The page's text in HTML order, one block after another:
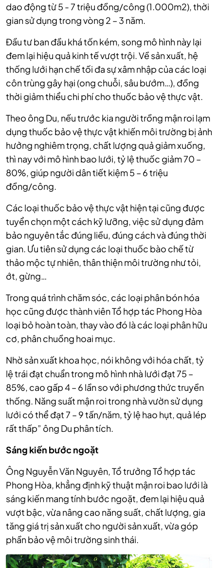
dao động từ 5 - 7 triệu đồng/công (1.000m2), thời
gian sử dụng trong vòng 2 – 3 năm.
Đầu tư ban đầu khá tốn kém, song mô hình này lại
đem lại hiệu quả kinh tế vượt trội. Về sản xuất, hệ
thống lưới hạn chế tối đa sự xâm nhập của các loại
côn trùng gây hại (ong chuỗi, sâu bướm…), đồng
thời giảm thiểu chi phí cho thuốc bảo vệ thực vật.
Theo ông Du, nếu trước kia người trồng mận roi lạm
dụng thuốc bảo vệ thực vật khiến môi trường bị ảnh
hưởng nghiêm trọng, chất lượng quả giảm xuống,
thì nay với mô hình bao lưới, tỷ lệ thuốc giảm 70 –
80%, giúp người dân tiết kiệm 5 – 6 triệu
đồng/công.
Các loại thuốc bảo vệ thực vật hiện tại cũng được
tuyển chọn một cách kỹ lưỡng, việc sử dụng đảm
bảo nguyên tắc đúng liều, đúng cách và đúng thời
gian. Ưu tiên sử dụng các loại thuốc bào chế từ
thảo mộc tự nhiên, thân thiện môi trường như tỏi,
ớt, gừng…
Trong quá trình chăm sóc, các loại phân bón hóa
học cũng được thành viên Tổ hợp tác Phong Hòa
loại bỏ hoàn toàn, thay vào đó là các loại phân hữu
cơ, phân chuồng hoai mục.
Nhờ sản xuất khoa học, nói không với hóa chất, tỷ
lệ trái đạt chuẩn trong mô hình nhà lưới đạt 75 –
85%, cao gấp 4 – 6 lần so với phương thức truyền
thống. Năng suất mận roi trong nhà vườn sử dụng
lưới có thể đạt 7 – 9 tấn/năm, tỷ lệ hao hụt, quả lép
rất thấp” ông Du phân tích.
Sáng kiến bước ngoặt
Ông Nguyễn Văn Nguyên, Tổ trưởng Tổ hợp tác
Phong Hòa, khẳng định kỹ thuật mận roi bao lưới là
sáng kiến mang tính bước ngoặt, đem lại hiệu quả
vượt bậc, vừa nâng cao năng suất, chất lượng, gia
tăng giá trị sản xuất cho người sản xuất, vừa góp
phần bảo vệ môi trường sinh thái.